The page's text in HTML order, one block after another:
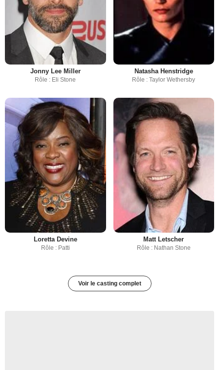
Jonny Lee Miller
Rôle : Eli Stone
Natasha Henstridge
Rôle : Taylor Wethersby
Loretta Devine
Rôle : Patti
Matt Letscher
Rôle : Nathan Stone
Voir le casting complet